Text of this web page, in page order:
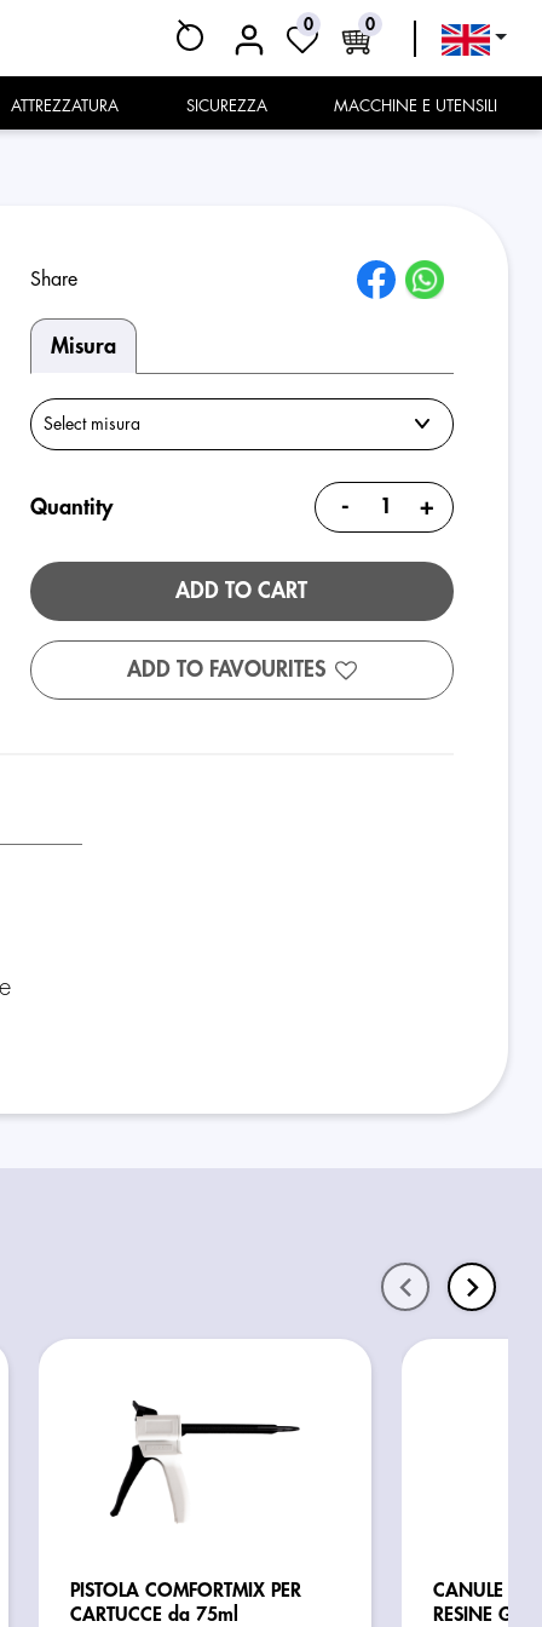
0 0
ATTREZZATURA SICUREZZA MACCHINE E UTENSILI
Share
Misura
Quantity - +
ADD TO CART
ADD TO FAVOURITES
PISTOLA COMFORTMIX PER
CARTUCCE da 75ml
CANULE
RESINE